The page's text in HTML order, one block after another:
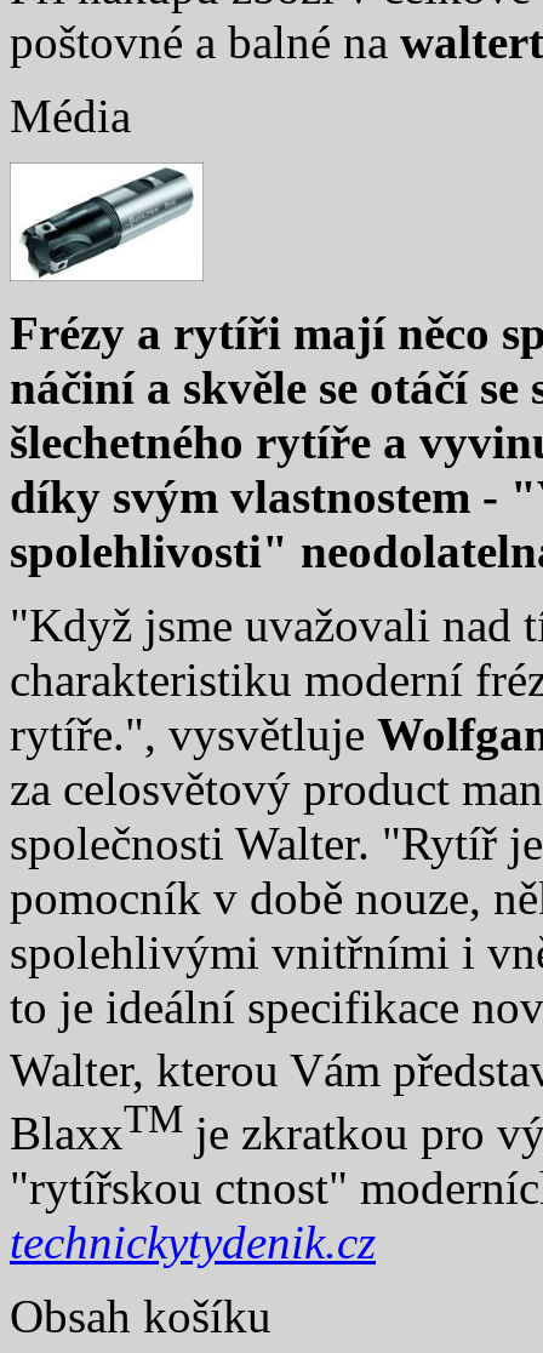
poštovné a balné na
Média
Frézy a rytíři mají něco
náčiní a skvěle se otáčí
šlechetného rytíře a
díky svým vlastnostem -
spolehlivosti"
"Když jsme uvažovali nad
charakteristiku moderní
rytíře.", vysvětluje
za celosvětový product
společnosti Walter. "Rytíř
pomocník v době nouze,
spolehlivými vnitřními i
to je ideální specifikace
Walter, kterou Vám
BlaxxTM je zkratkou pro
"rytířskou ctnost"
technickytydenik.cz
Obsah košíku